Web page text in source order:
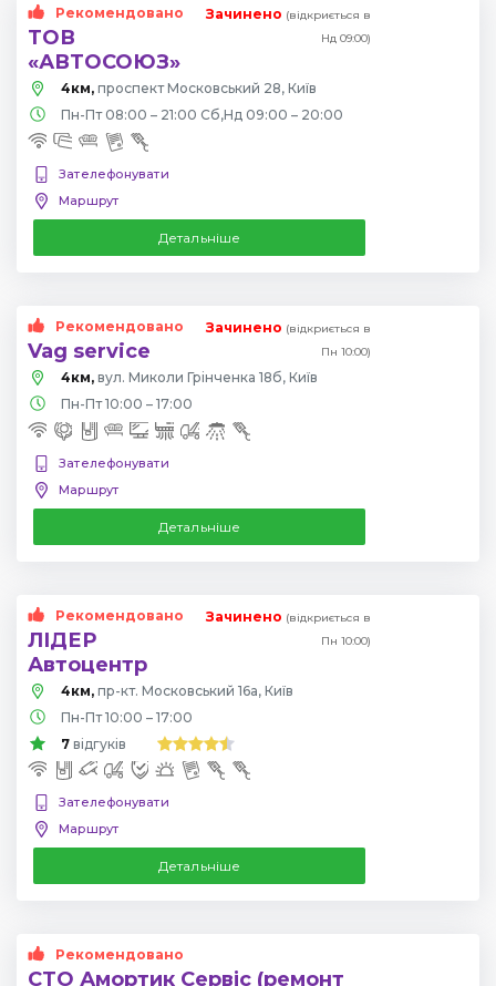
Рекомендовано
ТОВ
«АВТОСОЮЗ»
Зачинено (відкриється в
Нд 09:00)
4км, проспект Московський 28, Київ
Пн-Пт 08:00 – 21:00 Сб,Нд 09:00 – 20:00
Зателефонувати
Маршрут
Детальніше
Рекомендовано
Vag service
Зачинено (відкриється в
Пн 10:00)
4км, вул. Миколи Грінченка 18б, Київ
Пн-Пт 10:00 – 17:00
Зателефонувати
Маршрут
Детальніше
Рекомендовано
ЛІДЕР
Автоцентр
Зачинено (відкриється в
Пн 10:00)
4км, пр-кт. Московський 16а, Київ
Пн-Пт 10:00 – 17:00
7 відгуків
Зателефонувати
Маршрут
Детальніше
Рекомендовано
СТО Амортик Сервіс (ремонт